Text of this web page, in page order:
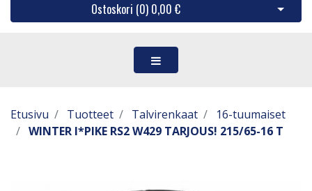
Ostoskori (0) 0,00 € Avaa
Etusivu Tuotteet Talvirenkaat
16-tuumaiset
WINTER I*PIKE RS2 W429 TARJOUS! 215/65-16 T